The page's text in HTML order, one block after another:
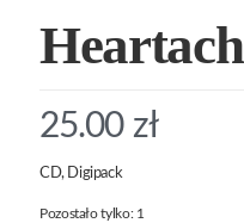
25.00 zł
CD, Digipack
Pozostało tylko: 1